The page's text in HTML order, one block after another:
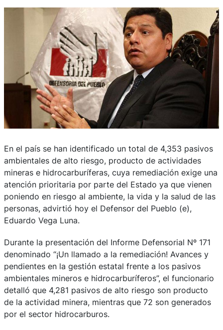
En el país se han identificado un total de 4,353 pasivos
ambientales de alto riesgo, producto de actividades
mineras e hidrocarburíferas, cuya remediación exige una
atención prioritaria por parte del Estado ya que vienen
poniendo en riesgo al ambiente, la vida y la salud de las
personas, advirtió hoy el Defensor del Pueblo (e),
Eduardo Vega Luna.
Durante la presentación del Informe Defensorial Nº 171
denominado “¡Un llamado a la remediación! Avances y
pendientes en la gestión estatal frente a los pasivos
ambientales mineros e hidrocarburíferos”, el funcionario
detalló que 4,281 pasivos de alto riesgo son producto
de la actividad minera, mientras que 72 son generados
por el sector hidrocarburos.